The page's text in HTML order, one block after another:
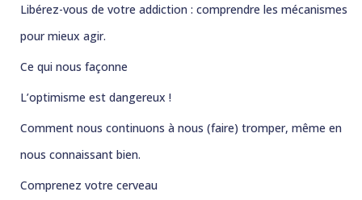
Libérez-vous de votre addiction : comprendre les mécanismes
pour mieux agir.
Ce qui nous façonne
L’optimisme est dangereux !
Comment nous continuons à nous (faire) tromper, même en
nous connaissant bien.
Comprenez votre cerveau